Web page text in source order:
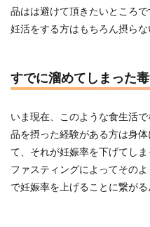
品はは避けて頂きたいところで
妊活をする方はもちろん摂らな
すでに溜めてしまった
いま現在、このような食生活
品を摂った経験がある方は身
て、それが妊娠率を下げてしま
ファスティングによってその
で妊娠率を上げることに繋がる